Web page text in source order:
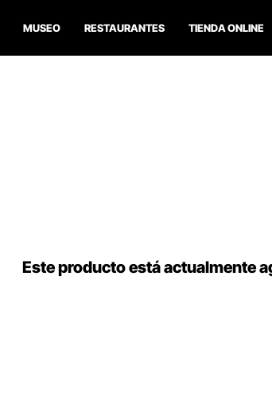
MUSEO RESTAURANTES TIENDA ONLINE
Este producto está actualmente